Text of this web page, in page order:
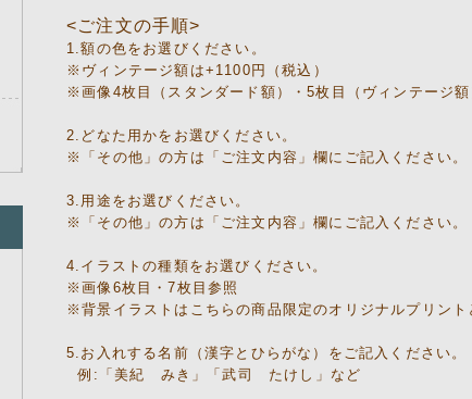
<ご注文の手順>
1.額の色をお選びください。
※ヴィンテージ額は+1100円（税込）
※画像4枚目（スタンダード額）・5枚目（ヴィンテージ額
2.どなた用かをお選びください。
※「その他」の方は「ご注文内容」欄にご記入ください。
3.用途をお選びください。
※「その他」の方は「ご注文内容」欄にご記入ください。
4.イラストの種類をお選びください。
※画像6枚目・7枚目参照
※背景イラストはこちらの商品限定のオリジナルプリン
5.お入れする名前（漢字とひらがな）をご記入ください。
例:「美紀 みき」「武司 たけし」など